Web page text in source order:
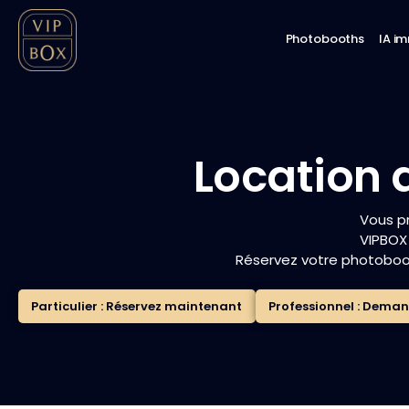
Photobooths IA
Location
Vous
Réservez votre
Particulier : Réservez maintenant Professionnel :